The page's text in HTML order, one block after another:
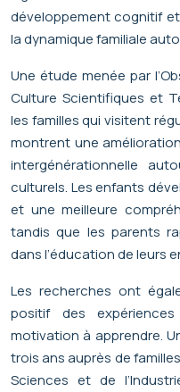
développement cognitif
la dynamique familiale
Une étude menée par
Culture Scientifiques et
les familles qui visitent
montrent une
intergénérationnelle
culturels. Les enfants
et une meilleure
tandis que les parents
dans l’éducation de leurs
Les recherches ont
positif des
motivation à apprendre.
trois ans auprès de
Sciences et de